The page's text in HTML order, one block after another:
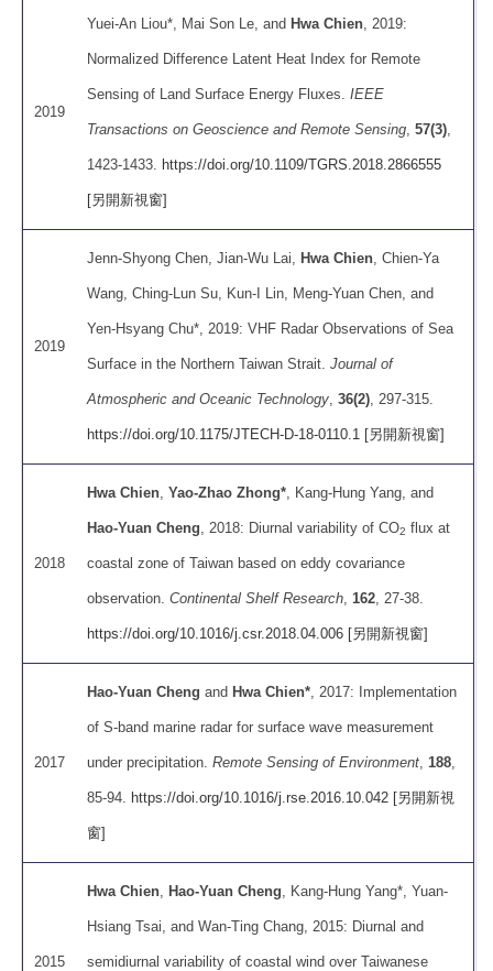
2019
Yuei-An Liou*, Mai Son Le, andHwa Chien , 2019:
Normalized Difference Latent Heat Index for Remote
Sensing of Land Surface Energy Fluxes.IEEE
Transactions on Geoscience and Remote Sensing ,57(3)
1423-1433. https://doi.org/10.1109/TGRS.2018.2866555
[另開新視窗]
2019
Jenn-Shyong Chen, Jian-Wu Lai,Hwa Chien , Chien-Ya
Wang, Ching-Lun Su, Kun-I Lin, Meng-Yuan Chen, and
Yen-Hsyang Chu*, 2019: VHF Radar Observations of Sea
Surface in the Northern Taiwan Strait.Journal of
Atmospheric and Oceanic Technology ,36(2) , 297-315.
https://doi.org/10.1175/JTECH-D-18-0110.1 [另開新視窗]
2018
Hwa Chien ,Yao-Zhao Zhong* , Kang-Hung Yang, and
Hao-Yuan Cheng , 2018: Diurnal variability of CO2 flux at
coastal zone of Taiwan based on eddy covariance
observation.Continental Shelf Research 162 , 27-38.
https://doi.org/10.1016/j.csr.2018.04.006 [另開新視窗]
2017
Hao-Yuan Cheng andHwa Chien* , 2017: Implementation
of S-band marine radar for surface wave measurement
under precipitation.Remote Sensing of Environment 188
85-94. https://doi.org/10.1016/j.rse.2016.10.042 [另開新視
窗]
2015
Hwa Chien ,Hao-Yuan Cheng , Kang-Hung Yang*, Yuan-
Hsiang Tsai, and Wan-Ting Chang, 2015: Diurnal and
semidiurnal variability of coastal wind over Taiwanese